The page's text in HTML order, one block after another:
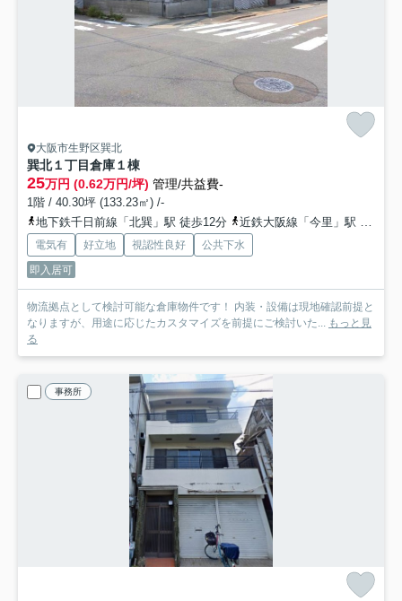
大阪市生野区巽北
巽北１丁目倉庫１棟
25万円 (0.62万円/坪) 管理/共益費-
1階 / 40.30坪 (133.23㎡) /-
地下鉄千日前線「北巽」駅 徒歩12分
近鉄大阪線「今里」駅 徒歩17分
電気有 好立地 視認性良好
公共下水
即入居可
物流拠点として検討可能な倉庫物件です！ 内装・設備は現地確認前提と
なりますが、用途に応じたカスタマイズを前提にご検討いた... もっと見
る
事務所